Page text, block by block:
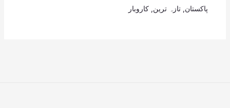
پاکستان, تازہ ترین, کاروبار